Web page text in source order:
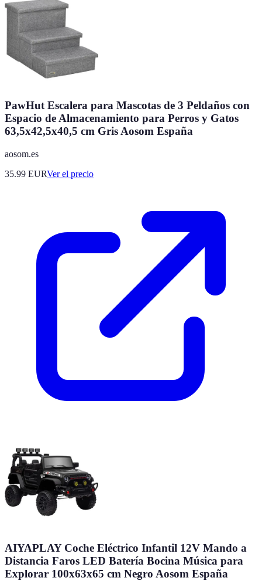
PawHut Escalera para Mascotas de 3 Peldaños con
Espacio de Almacenamiento para Perros y Gatos
63,5x42,5x40,5 cm Gris Aosom España
aosom.es
35.99 EURVer el precio
AIYAPLAY Coche Eléctrico Infantil 12V Mando a
Distancia Faros LED Batería Bocina Música para
Explorar 100x63x65 cm Negro Aosom España